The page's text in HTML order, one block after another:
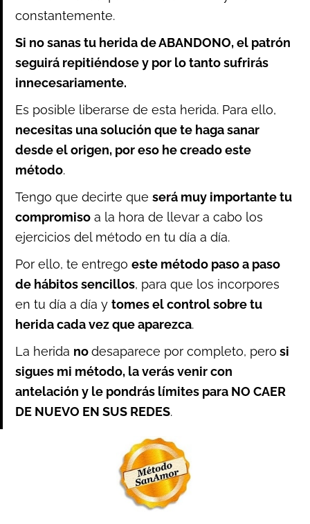
constantemente.
Si no sanas tu herida de ABANDONO, el patrón
seguirá repitiéndose y por lo tanto sufrirás
innecesariamente.
Es posible liberarse de esta herida. Para ello,
necesitas una solución que te haga sanar
desde el origen, por eso he creado este
método.
Tengo que decirte que será muy importante tu
compromisoa la hora de llevar a cabo los
ejercicios del método en tu día a día.
Por ello, te entrego este método paso a paso
de hábitos sencillos, para que los incorpores
en tu día a día y tomes el control sobre tu
herida cada vez que aparezca.
La herida no desaparece por completo, pero si
sigues mi método, la verás venir con
antelación y le pondrás límites para NO CAER
DE NUEVO EN SUS REDES.